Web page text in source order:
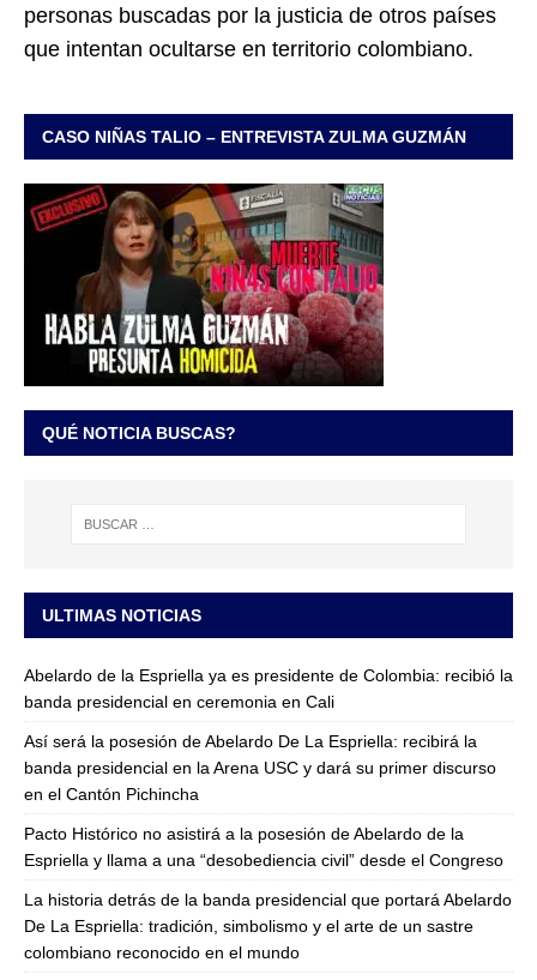
personas buscadas por la justicia de otros países
que intentan ocultarse en territorio colombiano.
CASO NIÑAS TALIO – ENTREVISTA ZULMA GUZMÁN
QUÉ NOTICIA BUSCAS?
ULTIMAS NOTICIAS
Abelardo de la Espriella ya es presidente de Colombia: recibió la
banda presidencial en ceremonia en Cali
Así será la posesión de Abelardo De La Espriella: recibirá la
banda presidencial en la Arena USC y dará su primer discurso
en el Cantón Pichincha
Pacto Histórico no asistirá a la posesión de Abelardo de la
Espriella y llama a una “desobediencia civil” desde el Congreso
La historia detrás de la banda presidencial que portará Abelardo
De La Espriella: tradición, simbolismo y el arte de un sastre
colombiano reconocido en el mundo